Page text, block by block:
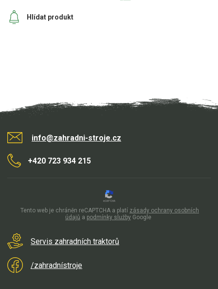
Hlídat produkt
info@zahradni-stroje.cz
+420 723 934 215
Servis zahradních traktorů
/zahradnístroje
Tento web je chráněn reCAPTCHA a platí zásady ochrany osobních
údajů a podmínky služby Google